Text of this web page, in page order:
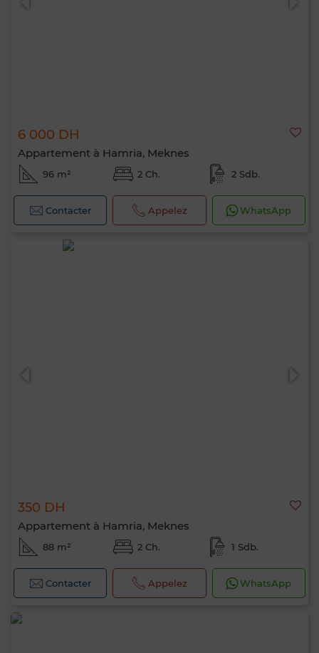
6 000 DH
Appartement à Hamria, Meknes
96 m² 2 Ch. 2 Sdb.
Contacter Appelez WhatsApp
350 DH
Appartement à Hamria, Meknes
88 m² 2 Ch. 1 Sdb.
Contacter Appelez WhatsApp